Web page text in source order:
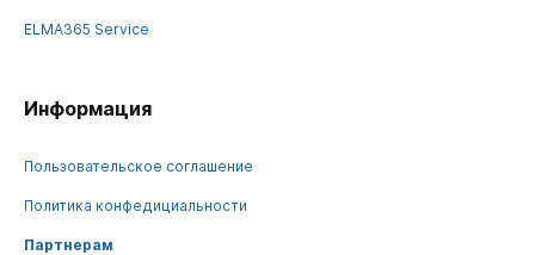
ELMA365 Service
Информация
Пользовательское соглашение
Политика конфедициальности
Партнерам